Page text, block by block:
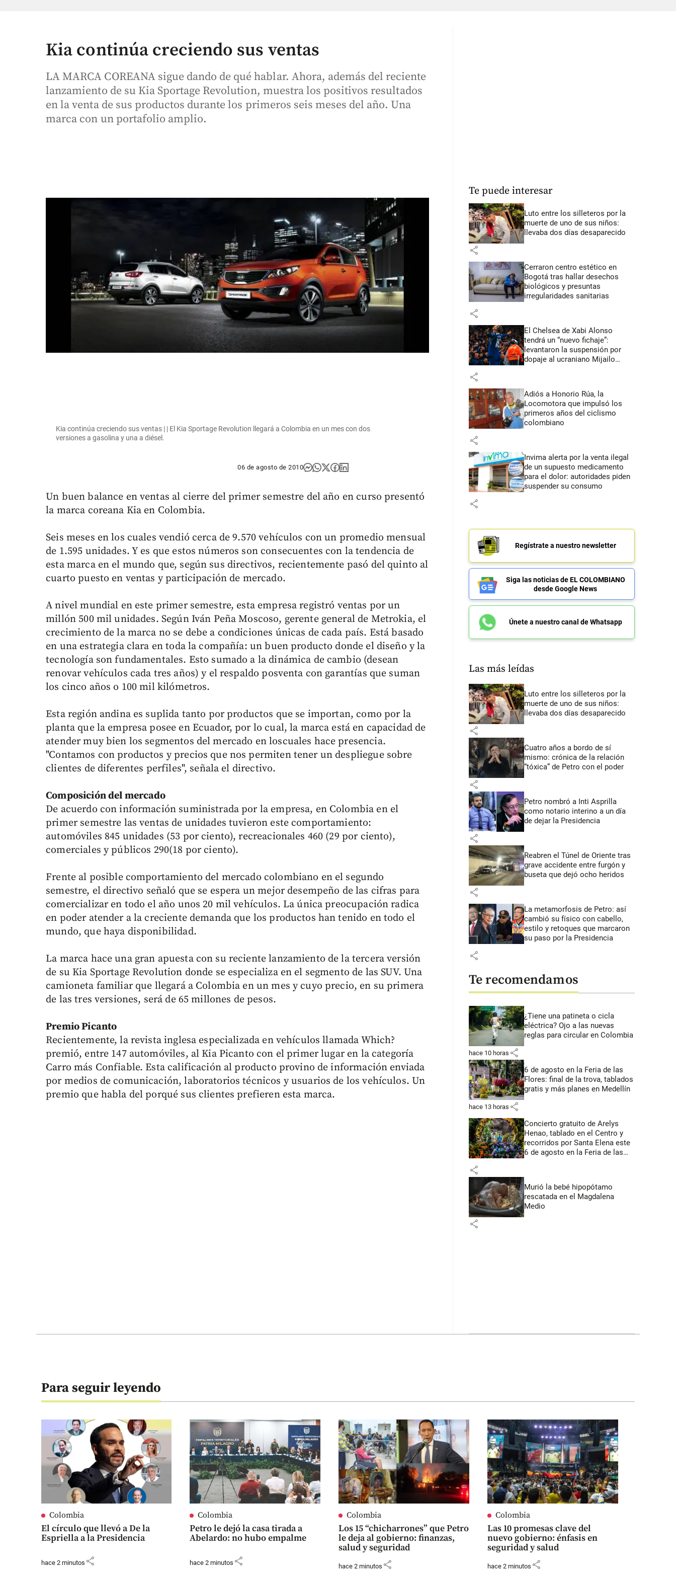
Kia continúa creciendo sus ventas
LA MARCA COREANA sigue dando de qué hablar. Ahora, además del reciente
lanzamiento de su Kia Sportage Revolution, muestra los positivos resultados
en la venta de sus productos durante los primeros seis meses del año. Una
marca con un portafolio amplio.
Kia continúa creciendo sus ventas | | El Kia Sportage Revolution llegará a Colombia en un mes con dos
versiones a gasolina y una a diésel.
06 de agosto de 2010
Un buen balance en ventas al cierre del primer semestre del año en curso presentó
la marca coreana Kia en Colombia.
Seis meses en los cuales vendió cerca de 9.570 vehículos con un promedio mensual
de 1.595 unidades. Y es que estos números son consecuentes con la tendencia de
esta marca en el mundo que, según sus directivos, recientemente pasó del quinto al
cuarto puesto en ventas y participación de mercado.
A nivel mundial en este primer semestre, esta empresa registró ventas por un
millón 500 mil unidades. Según Iván Peña Moscoso, gerente general de Metrokia, el
crecimiento de la marca no se debe a condiciones únicas de cada país. Está basado
en una estrategia clara en toda la compañía: un buen producto donde el diseño y la
tecnología son fundamentales. Esto sumado a la dinámica de cambio (desean
renovar vehículos cada tres años) y el respaldo posventa con garantías que suman
los cinco años o 100 mil kilómetros.
Esta región andina es suplida tanto por productos que se importan, como por la
planta que la empresa posee en Ecuador, por lo cual, la marca está en capacidad de
atender muy bien los segmentos del mercado en loscuales hace presencia.
"Contamos con productos y precios que nos permiten tener un despliegue sobre
clientes de diferentes perfiles", señala el directivo.
Composición del mercado
De acuerdo con información suministrada por la empresa, en Colombia en el
primer semestre las ventas de unidades tuvieron este comportamiento:
automóviles 845 unidades (53 por ciento), recreacionales 460 (29 por ciento),
comerciales y públicos 290(18 por ciento).
Frente al posible comportamiento del mercado colombiano en el segundo
semestre, el directivo señaló que se espera un mejor desempeño de las cifras para
comercializar en todo el año unos 20 mil vehículos. La única preocupación radica
en poder atender a la creciente demanda que los productos han tenido en todo el
mundo, que haya disponibilidad.
La marca hace una gran apuesta con su reciente lanzamiento de la tercera versión
de su Kia Sportage Revolution donde se especializa en el segmento de las SUV. Una
camioneta familiar que llegará a Colombia en un mes y cuyo precio, en su primera
de las tres versiones, será de 65 millones de pesos.
Premio Picanto
Recientemente, la revista inglesa especializada en vehículos llamada Which?
premió, entre 147 automóviles, al Kia Picanto con el primer lugar en la categoría
Carro más Confiable. Esta calificación al producto provino de información enviada
por medios de comunicación, laboratorios técnicos y usuarios de los vehículos. Un
premio que habla del porqué sus clientes prefieren esta marca.
Te puede interesar
Luto entre los silleteros por la
muerte de uno de sus niños:
llevaba dos días desaparecido
share
Cerraron centro estético en
Bogotá tras hallar desechos
biológicos y presuntas
irregularidades sanitarias
share
El Chelsea de Xabi Alonso
tendrá un “nuevo fichaje”:
levantaron la suspensión por
dopaje al ucraniano Mijailo
share
Adiós a Honorio Rúa, la
Locomotora que impulsó los
primeros años del ciclismo
colombiano
share
Invima alerta por la venta ilegal
de un supuesto medicamento
para el dolor: autoridades piden
suspender su consumo
share
Regístrate a nuestro newsletter
Siga las noticias de EL COLOMBIANO
desde Google News
Únete a nuestro canal de Whatsapp
Las más leídas
Luto entre los silleteros por la
muerte de uno de sus niños:
llevaba dos días desaparecido
share
Cuatro años a bordo de sí
mismo: crónica de la relación
“tóxica” de Petro con el poder
share
Petro nombró a Inti Asprilla
como notario interino a un día
de dejar la Presidencia
share
Reabren el Túnel de Oriente tras
grave accidente entre furgón y
buseta que dejó ocho heridos
share
La metamorfosis de Petro: así
cambió su físico con cabello,
estilo y retoques que marcaron
su paso por la Presidencia
share
Te recomendamos
¿Tiene una patineta o cicla
eléctrica? Ojo a las nuevas
reglas para circular en Colombia
hace 10 horas share
6 de agosto en la Feria de las
Flores: final de la trova, tablados
gratis y más planes en Medellín
hace 13 horas share
Concierto gratuito de Arelys
Henao, tablado en el Centro y
recorridos por Santa Elena este
6 de agosto en la Feria de las
share
Murió la bebé hipopótamo
rescatada en el Magdalena
Medio
share
Para seguir leyendo
Colombia
El círculo que llevó a De la
Espriella a la Presidencia
hace 2 minutos share
Colombia
Petro le dejó la casa tirada a
Abelardo: no hubo empalme
hace 2 minutos share
Colombia
Los 15 “chicharrones” que Petro
le deja al gobierno: finanzas,
salud y seguridad
hace 2 minutos share
Colombia
Las 10 promesas clave del
nuevo gobierno: énfasis en
seguridad y salud
hace 2 minutos share